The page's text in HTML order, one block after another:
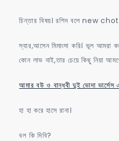
চিন্তার বিষয়। রশিদ বলে new
স্যার,আসেন মিমাংসা করি। ভূল
কোন লাভ নাই,তার চেয়ে কিছু নিয়া
আমার বউ ও বান্ধবী দুই ভোদা ভার্সেস
হা হা করে হাসে রানা।
বল কি দিবি?